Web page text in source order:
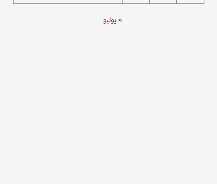
« يوليو